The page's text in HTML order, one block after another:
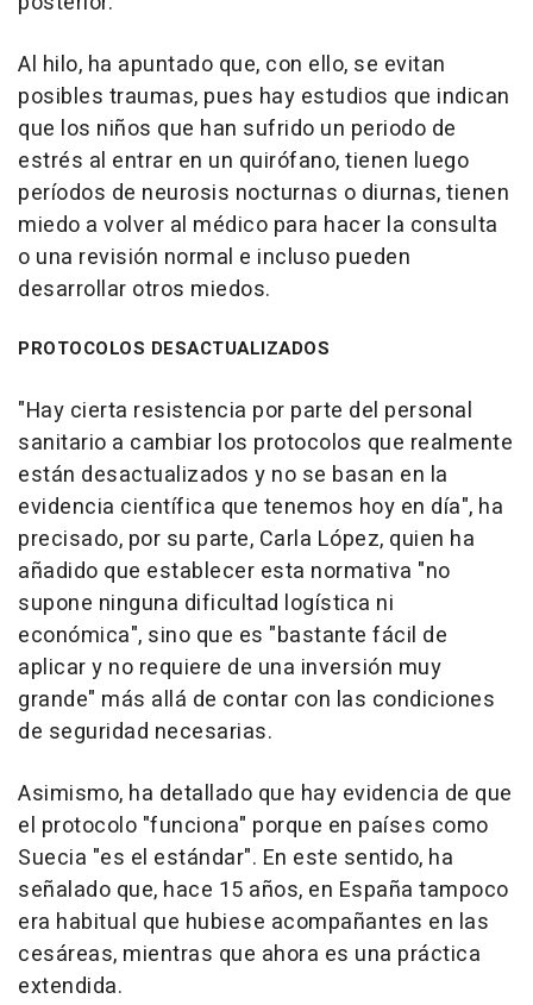
Al hilo, ha apuntado que, con ello, se evitan
posibles traumas, pues hay estudios que indican
que los niños que han sufrido un periodo de
estrés al entrar en un quirófano, tienen luego
períodos de neurosis nocturnas o diurnas, tienen
miedo a volver al médico para hacer la consulta
o una revisión normal e incluso pueden
desarrollar otros miedos.
PROTOCOLOS DESACTUALIZADOS
"Hay cierta resistencia por parte del personal
sanitario a cambiar los protocolos que realmente
están desactualizados y no se basan en la
evidencia científica que tenemos hoy en día", ha
precisado, por su parte, Carla López, quien ha
añadido que establecer esta normativa "no
supone ninguna dificultad logística ni
económica", sino que es "bastante fácil de
aplicar y no requiere de una inversión muy
grande" más allá de contar con las condiciones
de seguridad necesarias.
Asimismo, ha detallado que hay evidencia de que
el protocolo "funciona" porque en países como
Suecia "es el estándar". En este sentido, ha
señalado que, hace 15 años, en España tampoco
era habitual que hubiese acompañantes en las
cesáreas, mientras que ahora es una práctica
extendida.